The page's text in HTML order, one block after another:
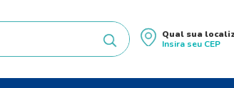
Qual sua
Insira seu CEP
Termos mais buscados